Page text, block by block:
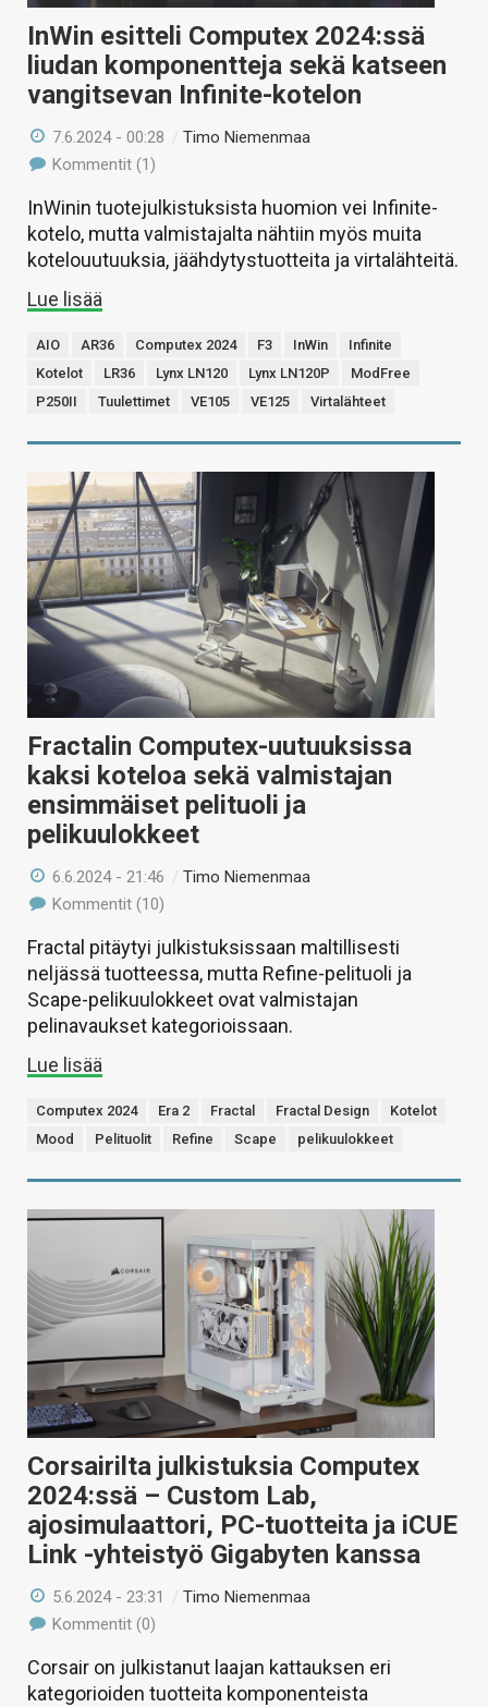
InWin esitteli Computex 2024:ssä
liudan komponentteja sekä katseen
vangitsevan Infinite-kotelon
7.6.2024 - 00:28 /Timo Niemenmaa
Kommentit (1)
InWinin tuotejulkistuksista huomion vei Infinite-
kotelo, mutta valmistajalta nähtiin myös muita
kotelouutuuksia, jäähdytystuotteita ja virtalähteitä.
Lue lisää
AIO AR36 Computex 2024 F3 InWin
Infinite
Kotelot
LR36 Lynx LN120 Lynx LN120P
ModFree
P250II
Tuulettimet VE105 VE125 Virtalähteet
Fractalin Computex-uutuuksissa
kaksi koteloa sekä valmistajan
ensimmäiset pelituoli ja
pelikuulokkeet
6.6.2024 - 21:46 /Timo Niemenmaa
Kommentit (10)
Fractal pitäytyi julkistuksissaan maltillisesti
neljässä tuotteessa, mutta Refine-pelituoli ja
Scape-pelikuulokkeet ovat valmistajan
pelinavaukset kategorioissaan.
Lue lisää
Computex 2024 Era 2 Fractal Fractal Design
Kotelot
Mood
Pelituolit Refine Scape pelikuulokkeet
Corsairilta julkistuksia Computex
2024:ssä – Custom Lab,
ajosimulaattori, PC-tuotteita ja iCUE
Link -yhteistyö Gigabyten kanssa
5.6.2024 - 23:31 /Timo Niemenmaa
Kommentit (0)
Corsair on julkistanut laajan kattauksen eri
kategorioiden tuotteita komponenteista